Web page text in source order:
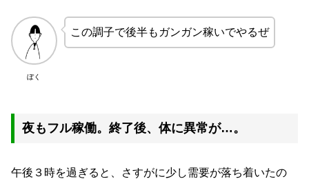
ぼく
この調子で後半もガンガン稼いでやるぜ
夜もフル稼働。終了後、体に異常が…。
午後３時を過ぎると、さすがに少し需要が落ち着いたの